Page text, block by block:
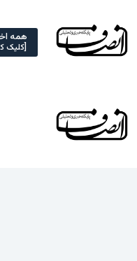
content
همه
[کلیک